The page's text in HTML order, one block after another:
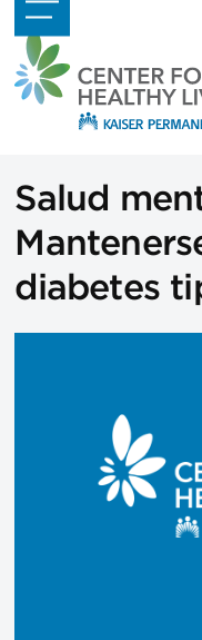
Skip
to
content
Open
mobile
menu
Close
mobile
menu
Salud
diabetes